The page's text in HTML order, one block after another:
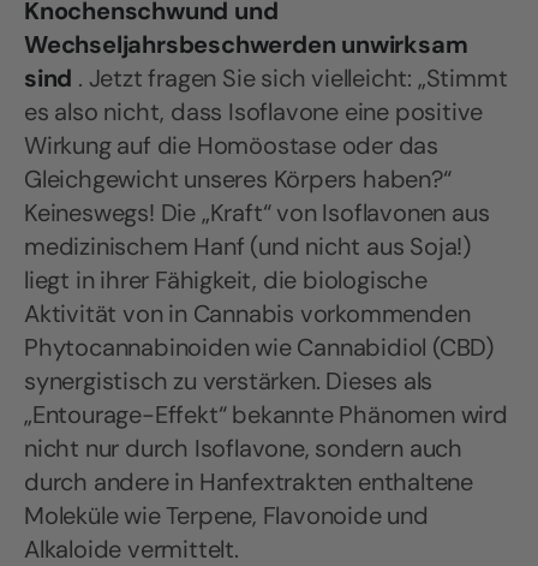
Knochenschwund und
Wechseljahrsbeschwerden unwirksam
sind . Jetzt fragen Sie sich vielleicht: „Stimmt
es also nicht, dass Isoflavone eine positive
Wirkung auf die Homöostase oder das
Gleichgewicht unseres Körpers haben?“
Keineswegs! Die „Kraft“ von Isoflavonen aus
medizinischem Hanf (und nicht aus Soja!)
liegt in ihrer Fähigkeit, die biologische
Aktivität von in Cannabis vorkommenden
Phytocannabinoiden wie Cannabidiol (CBD)
synergistisch zu verstärken. Dieses als
„Entourage-Effekt“ bekannte Phänomen wird
nicht nur durch Isoflavone, sondern auch
durch andere in Hanfextrakten enthaltene
Moleküle wie Terpene, Flavonoide und
Alkaloide vermittelt.